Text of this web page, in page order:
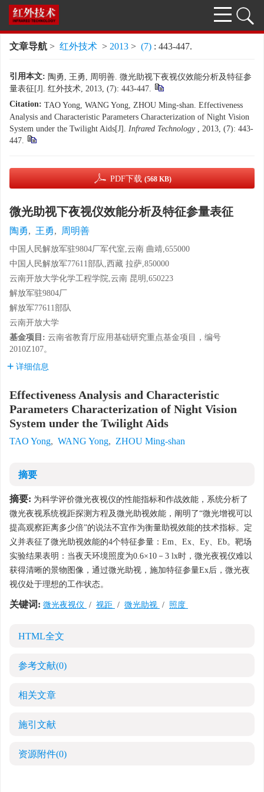
文章导航 > 红外技术 > 2013 > (7) : 443-447.
引用本文: 陶勇, 王勇, 周明善. 微光助视下夜视仪效能分析及特征参
量表征[J]. 红外技术, 2013, (7): 443-447.
Citation: TAO Yong, WANG Yong, ZHOU Ming-shan. Effectiveness
Analysis and Characteristic Parameters Characterization of Night Vision
System under the Twilight Aids[J]. Infrared Technology , 2013, (7): 443-
447.
PDF下载 (568 KB)
微光助视下夜视仪效能分析及特征参量表征
陶勇, 王勇, 周明善
中国人民解放军驻9804厂军代室,云南 曲靖,655000
中国人民解放军77611部队,西藏 拉萨,850000
云南开放大学化学工程学院,云南 昆明,650223
解放军驻9804厂
解放军77611部队
云南开放大学
基金项目: 云南省教育厅应用基础研究重点基金项目，编号
2010Z107。
详细信息
Effectiveness Analysis and Characteristic
Parameters Characterization of Night Vision
System under the Twilight Aids
TAO Yong, WANG Yong, ZHOU Ming-shan
摘要
摘要: 为科学评价微光夜视仪的性能指标和作战效能，系统分析了
微光夜视系统视距探测方程及微光助视效能，阐明了“微光增视可以
提高观察距离多少倍”的说法不宜作为衡量助视效能的技术指标。定
义并表征了微光助视效能的4个特征参量：Em、Ex、Ey、Eb。靶场
实验结果表明：当夜天环境照度为0.6×10－3 lx时，微光夜视仪难以
获得清晰的景物图像，通过微光助视，施加特征参量Ex后，微光夜
视仪处于理想的工作状态。
关键词: 微光夜视仪 / 视距 / 微光助视 / 照度
HTML全文
参考文献(0)
相关文章
施引文献
资源附件(0)